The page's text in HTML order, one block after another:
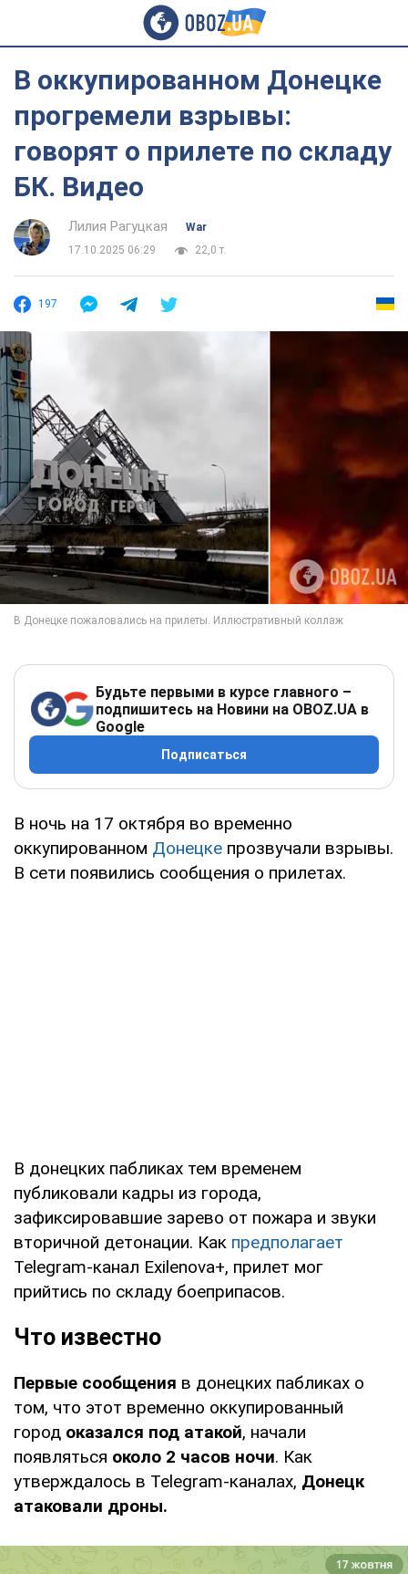
В оккупированном Донецке
прогремели взрывы:
говорят о прилете по складу
БК. Видео
Лилия Рагуцкая
War
17.10.2025 06:29
22,0 т.
197
Будьте первыми в курсе главного –
подпишитесь на Новини на OBOZ.UA в
Google
Подписаться
В ночь на 17 октября во временно
оккупированном Донецке прозвучали взрывы.
В сети появились сообщения о прилетах.
В донецких пабликах тем временем
публиковали кадры из города,
зафиксировавшие зарево от пожара и звуки
вторичной детонации. Как предполагает
Telegram-канал Exilenova+, прилет мог
прийтись по складу боеприпасов.
Что известно
Первые сообщения в донецких пабликах о
том, что этот временно оккупированный
город оказался под атакой, начали
появляться около 2 часов ночи. Как
утверждалось в Telegram-каналах, Донецк
атаковали дроны.